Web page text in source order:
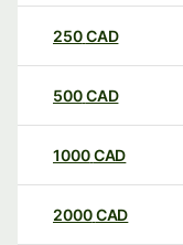
250CAD
500CAD
1000CAD
2000CAD